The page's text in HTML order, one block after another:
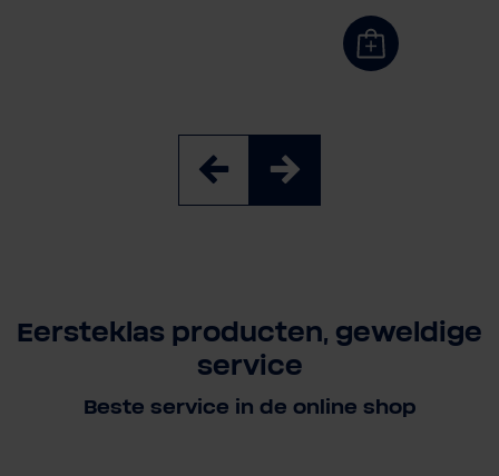
Eersteklas producten, geweldige
service
Beste service in de online shop